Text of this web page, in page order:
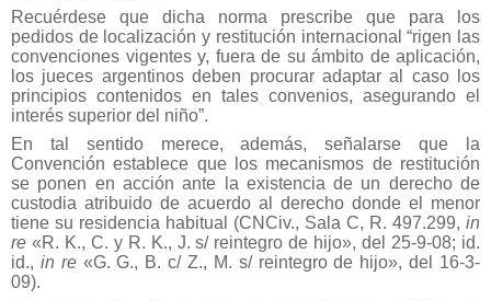
Recuérdese que dicha norma prescribe que para los
pedidos de localización y restitución internacional “rigen las
convenciones vigentes y, fuera de su ámbito de aplicación,
los jueces argentinos deben procurar adaptar al caso los
principios contenidos en tales convenios, asegurando el
interés superior del niño”.
En tal sentido merece, además, señalarse que la
Convención establece que los mecanismos de restitución
se ponen en acción ante la existencia de un derecho de
custodia atribuido de acuerdo al derecho donde el menor
tiene su residencia habitual (CNCiv., Sala C, R. 497.299, in
re «R. K., C. y R. K., J. s/ reintegro de hijo», del 25-9-08; id.
id., in re«G. G., B. c/ Z., M. s/ reintegro de hijo», del 16-3-
09).